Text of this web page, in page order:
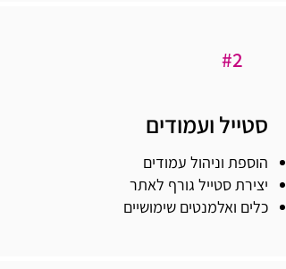
#2
סטייל ועמודים
הוספת וניהול עמודים
יצירת סטייל גורף לאתר
כלים ואלמנטים שימושיים